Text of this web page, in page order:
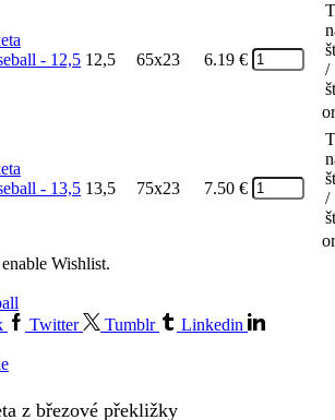
12,5 65x23 6.19 €
/
or
13,5 75x23 7.50 €
/
or
enable Wishlist.
Twitter Tumblr
Linkedin
z březové překližky